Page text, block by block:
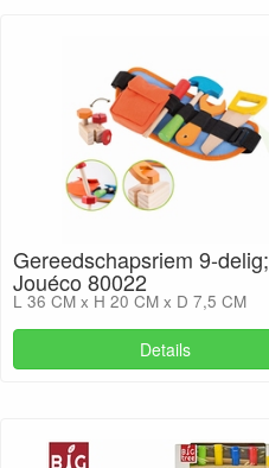
Gereedschapsriem 9-delig;
Jouéco 80022
L 36 CM x H 20 CM x D 7,5 CM
Details